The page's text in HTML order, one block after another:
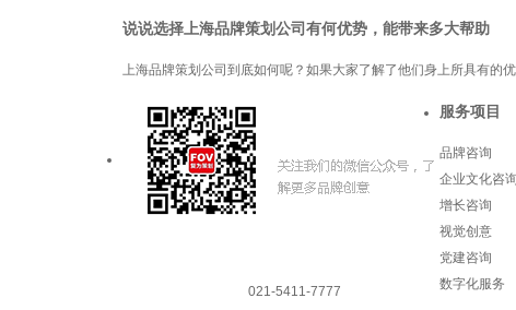
说说选择上海品牌策划公司有何优势，能带来多大帮助
上海品牌策划公司到底如何呢？如果大家了解了他们身上所具有的
021-5411-7777
服务项目
品牌咨询
企业文化咨询
增长咨询
视觉创意
党建咨询
数字化服务